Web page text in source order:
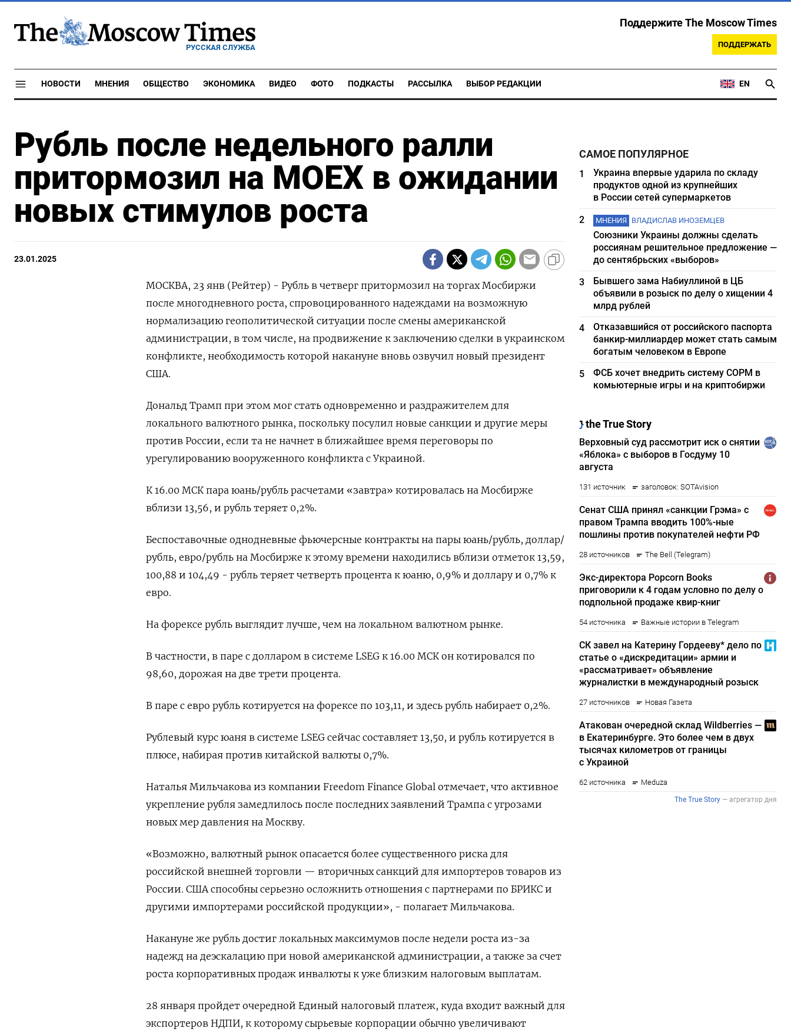
РУССКАЯ СЛУЖБА
Поддержите The Moscow Times
ПОДДЕРЖАТЬ
НОВОСТИ МНЕНИЯ ОБЩЕСТВО ЭКОНОМИКА ВИДЕО ФОТО ПОДКАСТЫ РАССЫЛКА ВЫБОР РЕДАКЦИИ EN
Рубль после недельного ралли
притормозил на МOEX в ожидании
новых стимулов роста
23.01.2025
МОСКВА, 23 янв (Рейтер) - Рубль в четверг притормозил на торгах Мосбиржи
после многодневного роста, спровоцированного надеждами на возможную
нормализацию геополитической ситуации после смены американской
администрации, в том числе, на продвижение к заключению сделки в украинском
конфликте, необходимость которой накануне вновь озвучил новый президент
США.
Дональд Трамп при этом мог стать одновременно и раздражителем для
локального валютного рынка, поскольку посулил новые санкции и другие меры
против России, если та не начнет в ближайшее время переговоры по
урегулированию вооруженного конфликта с Украиной.
К 16.00 МСК пара юань/рубль расчетами «завтра» котировалась на Мосбирже
вблизи 13,56, и рубль теряет 0,2%.
Беспоставочные однодневные фьючерсные контракты на пары юань/рубль, доллар/
рубль, евро/рубль на Мосбирже к этому времени находились вблизи отметок 13,59,
100,88 и 104,49 - рубль теряет четверть процента к юаню, 0,9% и доллару и 0,7% к
евро.
На форексе рубль выглядит лучше, чем на локальном валютном рынке.
В частности, в паре с долларом в системе LSEG к 16.00 МСК он котировался по
98,60, дорожая на две трети процента.
В паре с евро рубль котируется на форексе по 103,11, и здесь рубль набирает 0,2%.
Рублевый курс юаня в системе LSEG сейчас составляет 13,50, и рубль котируется в
плюсе, набирая против китайской валюты 0,7%.
Наталья Мильчакова из компании Freedom Finance Global отмечает, что активное
укрепление рубля замедлилось после последних заявлений Трампа с угрозами
новых мер давления на Москву.
«Возможно, валютный рынок опасается более существенного риска для
российской внешней торговли — вторичных санкций для импортеров товаров из
России. США способны серьезно осложнить отношения с партнерами по БРИКС и
другими импортерами российской продукции», - полагает Мильчакова.
Накануне же рубль достиг локальных максимумов после недели роста из-за
надежд на деэскалацию при новой американской администрации, а также за счет
роста корпоративных продаж инвалюты к уже близким налоговым выплатам.
28 января пройдет очередной Единый налоговый платеж, куда входит важный для
экспортеров НДПИ, к которому сырьевые корпорации обычно увеличивают
САМОЕ ПОПУЛЯРНОЕ
1
Украина впервые ударила по складу
продуктов одной из крупнейших
в России сетей супермаркетов
2
МНЕНИЯ ВЛАДИСЛАВ ИНОЗЕМЦЕВ
Союзники Украины должны сделать
россиянам решительное предложение —
до сентябрьских «выборов»
3
Бывшего зама Набиуллиной в ЦБ
объявили в розыск по делу о хищении 4
млрд рублей
4
Отказавшийся от российского паспорта
банкир-миллиардер может стать самым
богатым человеком в Европе
5
ФСБ хочет внедрить систему СОРМ в
комьютерные игры и на криптобиржи